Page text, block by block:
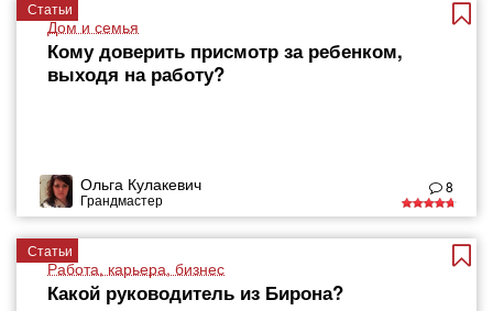
Статьи
Дом и семья
Кому доверить присмотр за ребенком,
выходя на работу?
Ольга Кулакевич
Грандмастер
8
Статьи
Работа, карьера, бизнес
Какой руководитель из Бирона?